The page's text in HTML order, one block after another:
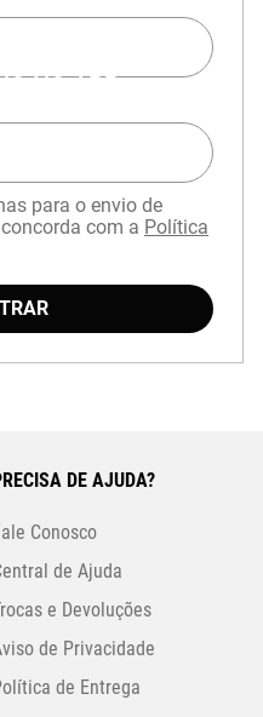
NO APP
garanta
para o envio de
com a Política
DE AJUDA?
Conosco
de Ajuda
e Devoluções
de Privacidade
de Entrega